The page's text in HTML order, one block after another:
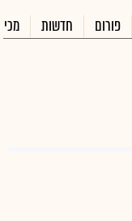
פורום חדשות